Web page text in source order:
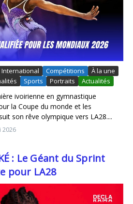
International Compétitions
À la une
Sports Portraits Actualités
ivoirienne en gymnastique
la Coupe du monde et les
son rêve olympique vers LA28....
2026
: Le Géant du Sprint
pour LA28